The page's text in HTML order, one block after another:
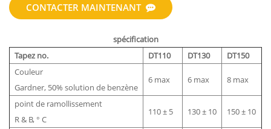
CONTACTER MAINTENANT
spécification
Tapez no.
DT110 DT130
DT150
Couleur
Gardner, 50% solution de benzène
6 max 6 max 8 max
point de ramollissement
R & B, ° C
110 ± 5 130 ± 10 150 ± 10